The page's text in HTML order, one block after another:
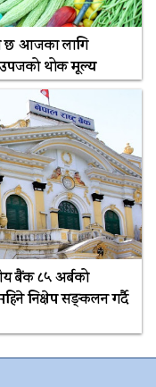
छ आजका लागि
थोक मूल्य
बैंक ८५ अर्बको
निक्षेप सङ्कलन गर्दै